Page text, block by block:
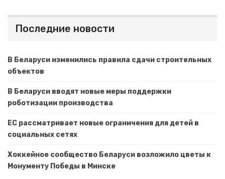
Последние новости
В Беларуси изменились правила сдачи строительных
объектов
В Беларуси вводят новые меры поддержки
роботизации производства
ЕС рассматривает новые ограничения для детей в
социальных сетях
Хоккейное сообщество Беларуси возложило цветы к
Монументу Победы в Минске